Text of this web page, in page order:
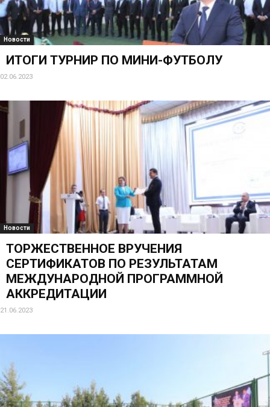
Новости
ИТОГИ ТУРНИР ПО МИНИ-ФУТБОЛУ
02.06.2023
Новости
ТОРЖЕСТВЕННОЕ ВРУЧЕНИЯ
СЕРТИФИКАТОВ ПО РЕЗУЛЬТАТАМ
МЕЖДУНАРОДНОЙ ПРОГРАММНОЙ
АККРЕДИТАЦИИ
21.06.2023